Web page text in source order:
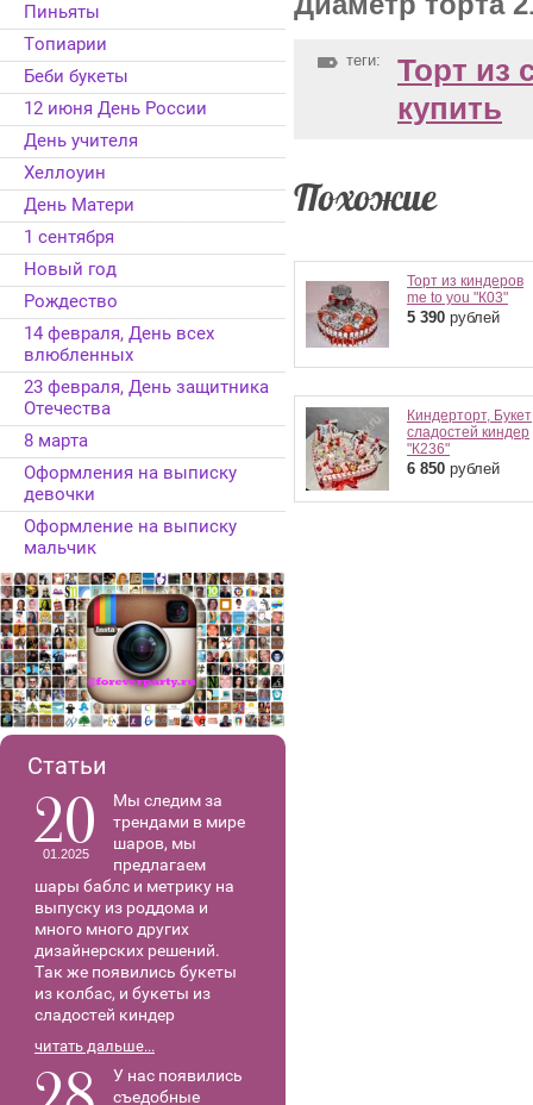
теги:
Торт из
купить
Похожие
Торт из киндеров
me to you "К03"
5 390 рублей
Киндерторт, Букет
сладостей киндер
"К236"
6 850 рублей
Пиньяты
Топиарии
Беби букеты
12 июня День России
День учителя
Хеллоуин
День Матери
1 сентября
Новый год
Рождество
14 февраля, День всех
влюбленных
23 февраля, День защитника
Отечества
8 марта
Оформления на выписку
девочки
Оформление на выписку
мальчик
Статьи
20
01.2025
Мы следим за
трендами в мире
шаров, мы
предлагаем
шары баблс и метрику на
выпуску из роддома и
много много других
дизайнерских решений.
Так же появились букеты
из колбас, и букеты из
сладостей киндер
читать дальше...
У нас появились
съедобные